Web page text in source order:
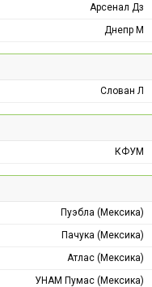
Арсенал Дз
Днепр М
Слован Л
КФУМ
Пуэбла (Мексика)
Пачука (Мексика)
Атлас (Мексика)
УНАМ Пумас (Мексика)